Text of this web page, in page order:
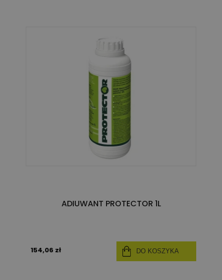
ADIUWANT PROTECTOR 1L
154,06 zł DO KOSZYKA